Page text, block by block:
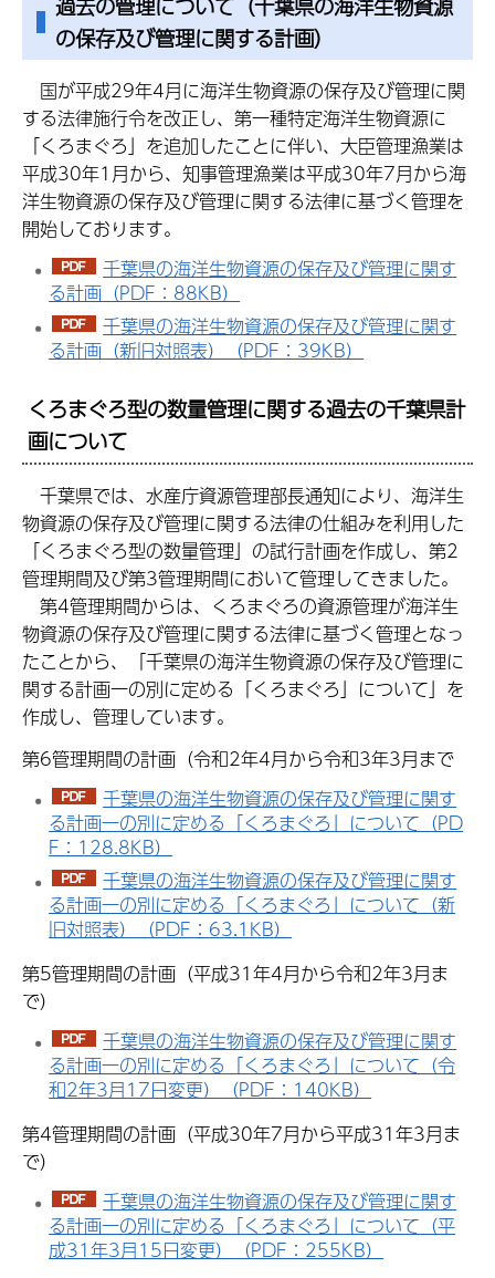
の保存及び管理に関する計画）
国が平成29年4月に海洋生物資源の保存及び管理に関
する法律施行令を改正し、第一種特定海洋生物資源に
「くろまぐろ」を追加したことに伴い、大臣管理漁業は
平成30年1月から、知事管理漁業は平成30年7月から海
洋生物資源の保存及び管理に関する法律に基づく管理を
開始しております。
千葉県の海洋生物資源の保存及び管理に関す
る計画（PDF：88KB）
千葉県の海洋生物資源の保存及び管理に関す
る計画（新旧対照表）（PDF：39KB）
くろまぐろ型の数量管理に関する過去の千葉県計
画について
千葉県では、水産庁資源管理部長通知により、海洋生
物資源の保存及び管理に関する法律の仕組みを利用した
「くろまぐろ型の数量管理」の試行計画を作成し、第2
管理期間及び第3管理期間において管理してきました。
第4管理期間からは、くろまぐろの資源管理が海洋生
物資源の保存及び管理に関する法律に基づく管理となっ
たことから、「千葉県の海洋生物資源の保存及び管理に
関する計画一の別に定める「くろまぐろ」について」を
作成し、管理しています。
第6管理期間の計画（令和2年4月から令和3年3月まで
千葉県の海洋生物資源の保存及び管理に関す
る計画一の別に定める「くろまぐろ」について（PD
F：128.8KB）
千葉県の海洋生物資源の保存及び管理に関す
る計画一の別に定める「くろまぐろ」について（新
旧対照表）（PDF：63.1KB）
第5管理期間の計画（平成31年4月から令和2年3月ま
で）
千葉県の海洋生物資源の保存及び管理に関す
る計画一の別に定める「くろまぐろ」について（令
和2年3月17日変更）（PDF：140KB）
第4管理期間の計画（平成30年7月から平成31年3月ま
で）
千葉県の海洋生物資源の保存及び管理に関す
る計画一の別に定める「くろまぐろ」について（平
成31年3月15日変更）（PDF：255KB）